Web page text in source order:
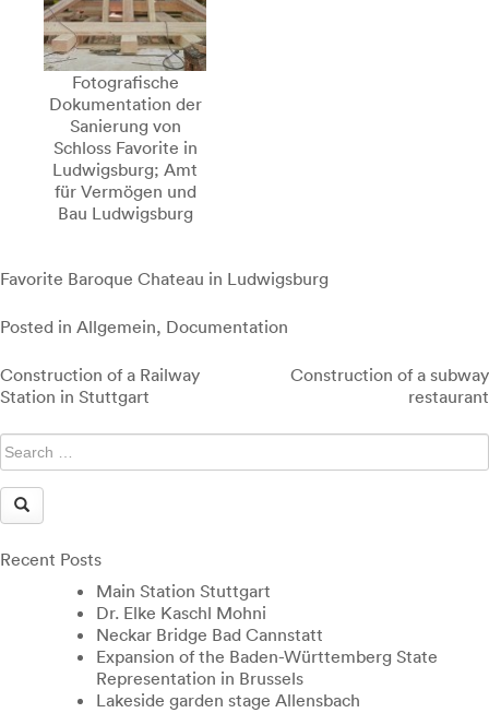
Fotografische
Dokumentation der
Sanierung von
Schloss Favorite in
Ludwigsburg; Amt
für Vermögen und
Bau Ludwigsburg
Favorite Baroque Chateau in Ludwigsburg
Posted in Allgemein, Documentation
Post
navigation
Construction of a Railway
Station in Stuttgart
Construction of a subway
restaurant
Recent Posts
Main Station Stuttgart
Dr. Elke Kaschl Mohni
Neckar Bridge Bad Cannstatt
Expansion of the Baden-Württemberg State
Representation in Brussels
Lakeside garden stage Allensbach